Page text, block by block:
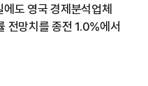
도 영국 경제분석업체
전망치를 종전 1.0%에서